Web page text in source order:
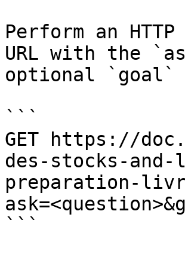
Perform an
URL with the
optional `goal`
```
GET https://
des-stocks-
preparation-
```